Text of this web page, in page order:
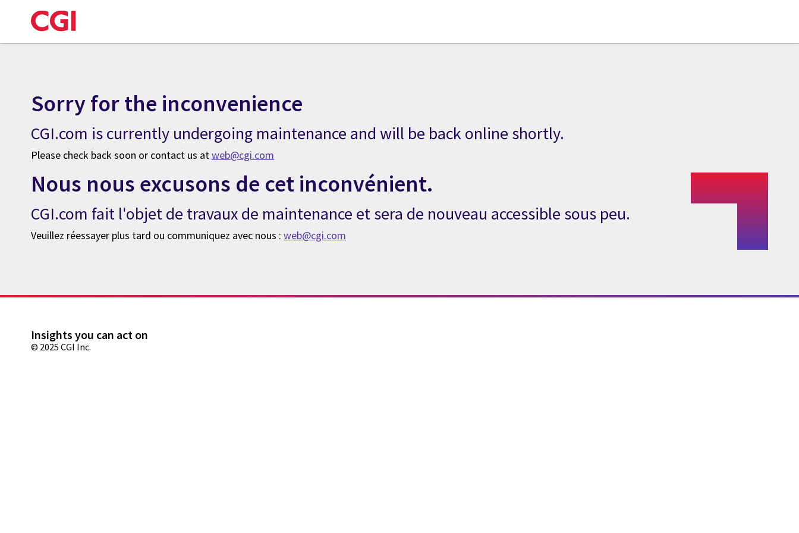
Sorry for the inconvenience
CGI.com is currently undergoing maintenance and will be back online shortly.
Please check back soon or contact us atweb@cgi.com
Nous nous excusons de cet inconvénient.
CGI.com fait l'objet de travaux de maintenance et sera de nouveau accessible sous peu.
Veuillez réessayer plus tard ou communiquez avec nous : web@cgi.com
Insights you can act on
© 2025 CGI Inc.